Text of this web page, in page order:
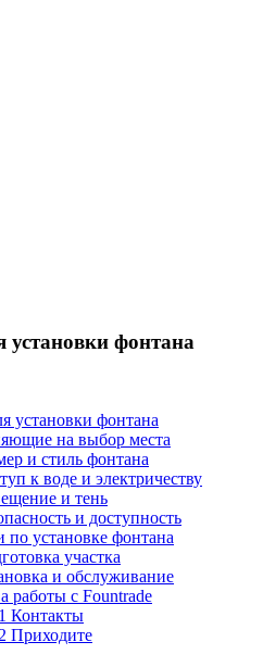
установки фонтана
установки фонтана
на выбор места
и стиль фонтана
к воде и электричеству
и тень
и доступность
по установке фонтана
участка
и обслуживание
работы с Fountrade
Контакты
Приходите